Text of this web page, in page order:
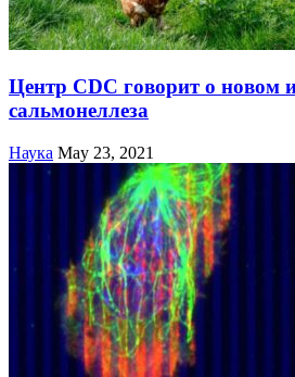
Центр CDC говорит о новом
сальмонеллеза
Наука May 23, 2021